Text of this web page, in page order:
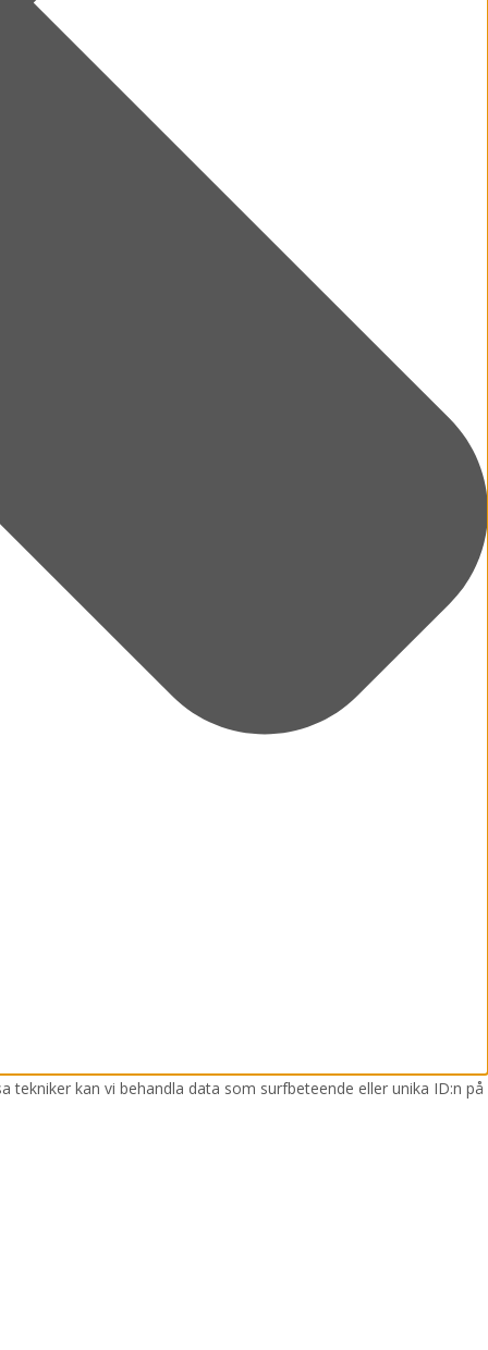
kan vi behandla data som surfbeteende eller unika ID:n på